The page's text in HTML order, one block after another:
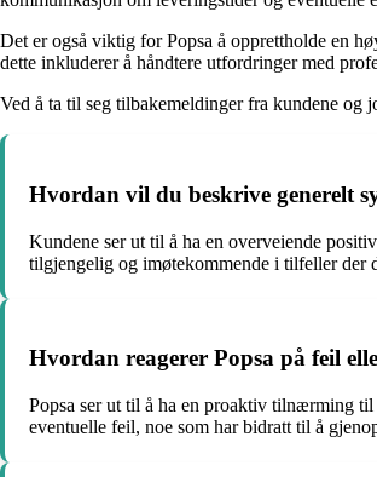
Det er også viktig for Popsa å opprettholde en
dette inkluderer å håndtere utfordringer med
Ved å ta til seg tilbakemeldinger fra kundene og
Hvordan vil du beskrive generelt
Kundene ser ut til å ha en overveiende
tilgjengelig og imøtekommende i tilfeller der
Hvordan reagerer Popsa på feil
Popsa ser ut til å ha en proaktiv tilnærming
eventuelle feil, noe som har bidratt til å